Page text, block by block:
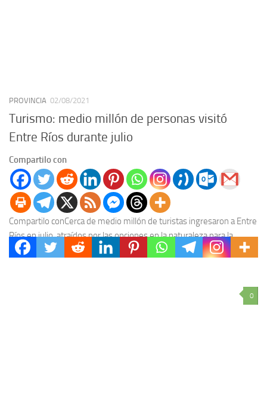
PROVINCIA 02/08/2021
Turismo: medio millón de personas visitó
Entre Ríos durante julio
Compartilo con
Compartilo conCerca de medio millón de turistas ingresaron a Entre
Ríos en julio, atraídos por las opciones en la naturaleza para la
familia, los circuitos...
0